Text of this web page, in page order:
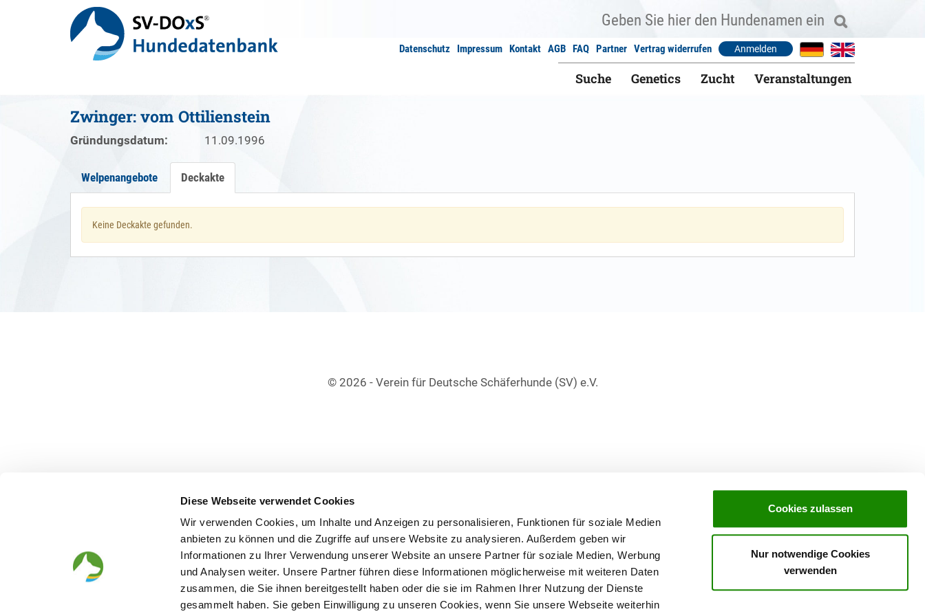
Diese Webseite verwendet Cookies
Wir verwenden Cookies, um Inhalte und Anzeigen zu personalisieren, Funktionen für soziale Medien
anbieten zu können und die Zugriffe auf unsere Website zu analysieren. Außerdem geben wir
Informationen zu Ihrer Verwendung unserer Website an unsere Partner für soziale Medien, Werbung
und Analysen weiter. Unsere Partner führen diese Informationen möglicherweise mit weiteren Daten
zusammen, die Sie ihnen bereitgestellt haben oder die sie im Rahmen Ihrer Nutzung der Dienste
gesammelt haben. Sie geben Einwilligung zu unseren Cookies, wenn Sie unsere Webseite weiterhin
Cookies zulassen
Nur notwendige Cookies
verwenden
Datenschutz Impressum Kontakt AGB FAQ Partner Vertrag widerrufen Anmelden
Suche Genetics Zucht Veranstaltungen
Zwinger: vom Ottilienstein
Gründungsdatum: 11.09.1996
Welpenangebote Deckakte
Keine Deckakte gefunden.
© 2026 - Verein für Deutsche Schäferhunde (SV) e.V.